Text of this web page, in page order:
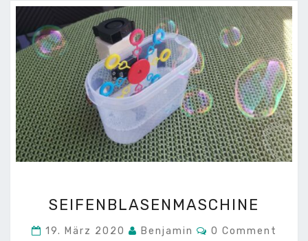
SEIFENBLASENMASCHINE
19. März 2020 Benjamin Comments
0 Comment